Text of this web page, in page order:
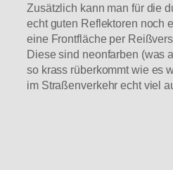
Zusätzlich kann man für die
echt guten Reflektoren noch
eine Frontfläche per
Diese sind neonfarben (was
so krass rüberkommt wie es
im Straßenverkehr echt viel